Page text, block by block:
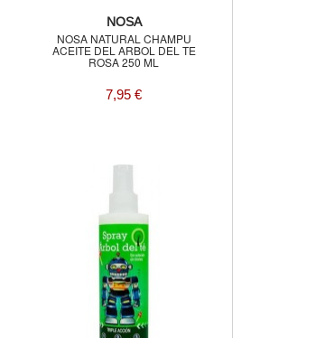
NOSA
NOSA NATURAL CHAMPU
ACEITE DEL ARBOL DEL TE
ROSA 250 ML
7,95 €